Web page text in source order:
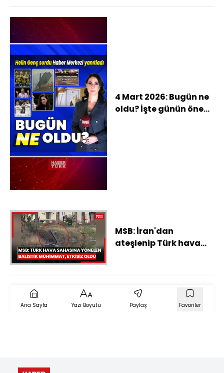
4 Mart 2026: Bugün ne
oldu? İşte günün öne
MSB: İran'dan
ateşlenip Türk hava
etkisiz hale getirildi
Ana Sayfa Yazı Boyutu Paylaş Favoriler